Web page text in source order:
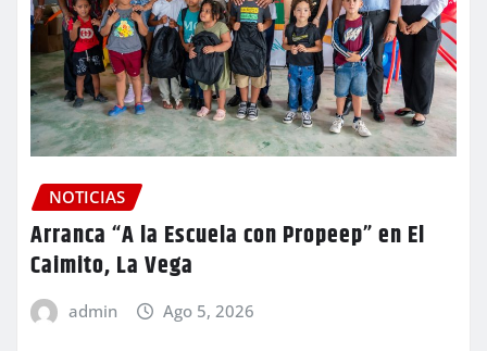
NOTICIAS
Arranca “A la Escuela con Propeep” en El
Caimito, La Vega
admin Ago 5, 2026